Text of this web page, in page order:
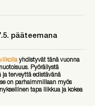
pääteemana
yhdistyvät tänä vuonna
Pyöräilystä
ja terveyttä edistävänä
on parhaimmillaan myös
tapa liikkua ja kokea